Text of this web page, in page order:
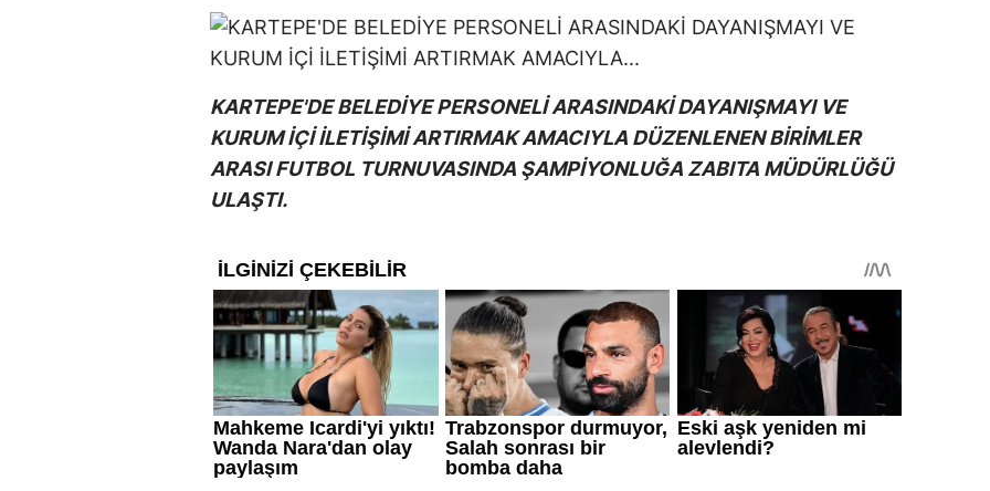
KARTEPE'DE BELEDİYE PERSONELİ ARASINDAKİ DAYANIŞMAYI VE
KURUM İÇİ İLETİŞİMİ ARTIRMAK AMACIYLA DÜZENLENEN BİRİMLER
ARASI FUTBOL TURNUVASINDA ŞAMPİYONLUĞA ZABITA MÜDÜRLÜĞÜ
ULAŞTI.